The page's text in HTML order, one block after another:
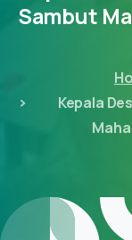
Sambut
Kepala